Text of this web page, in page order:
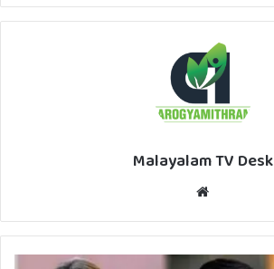
Malayalam TV Desk